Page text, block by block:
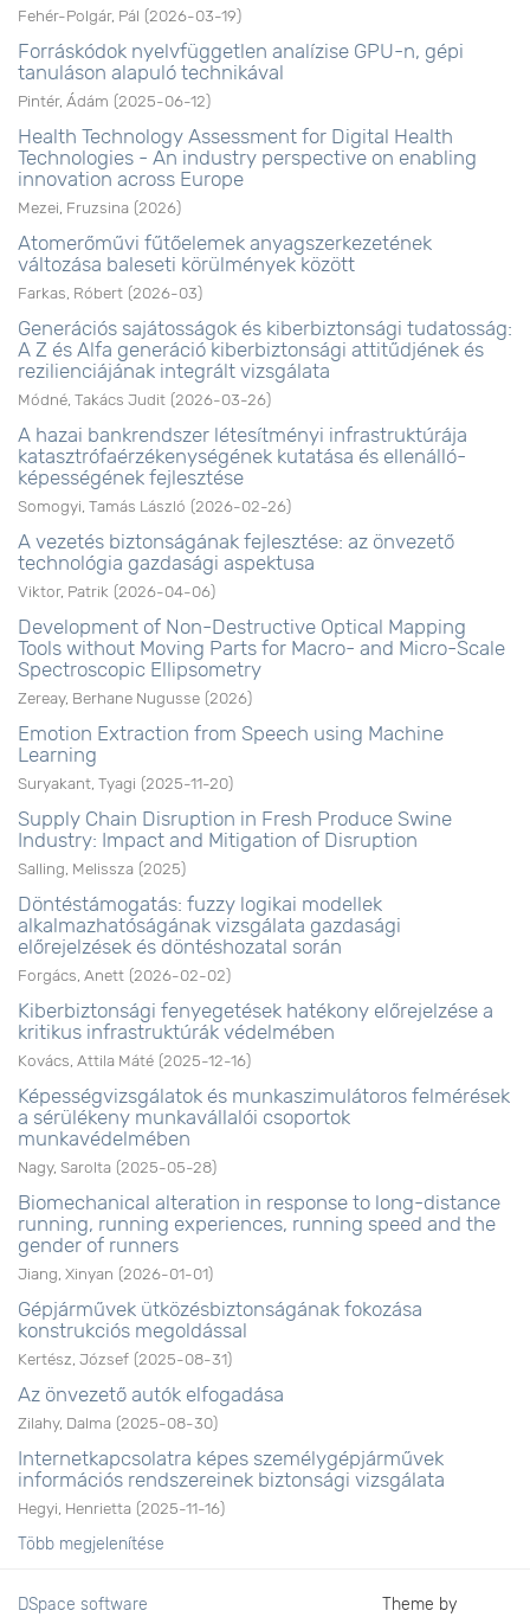
Fehér-Polgár, Pál (2026-03-19)
Forráskódok nyelvfüggetlen analízise GPU-n, gépi
tanuláson alapuló technikával
Pintér, Ádám (2025-06-12)
Health Technology Assessment for Digital Health
Technologies - An industry perspective on enabling
innovation across Europe
Mezei, Fruzsina (2026)
Atomerőművi fűtőelemek anyagszerkezetének
változása baleseti körülmények között
Farkas, Róbert (2026-03)
Generációs sajátosságok és kiberbiztonsági tudatosság:
A Z és Alfa generáció kiberbiztonsági attitűdjének és
rezilienciájának integrált vizsgálata
Módné, Takács Judit (2026-03-26)
A hazai bankrendszer létesítményi infrastruktúrája
katasztrófaérzékenységének kutatása és ellenálló-
képességének fejlesztése
Somogyi, Tamás László (2026-02-26)
A vezetés biztonságának fejlesztése: az önvezető
technológia gazdasági aspektusa
Viktor, Patrik (2026-04-06)
Development of Non-Destructive Optical Mapping
Tools without Moving Parts for Macro- and Micro-Scale
Spectroscopic Ellipsometry
Zereay, Berhane Nugusse (2026)
Emotion Extraction from Speech using Machine
Learning
Suryakant, Tyagi (2025-11-20)
Supply Chain Disruption in Fresh Produce Swine
Industry: Impact and Mitigation of Disruption
Salling, Melissza (2025)
Döntéstámogatás: fuzzy logikai modellek
alkalmazhatóságának vizsgálata gazdasági
előrejelzések és döntéshozatal során
Forgács, Anett (2026-02-02)
Kiberbiztonsági fenyegetések hatékony előrejelzése a
kritikus infrastruktúrák védelmében
Kovács, Attila Máté (2025-12-16)
Képességvizsgálatok és munkaszimulátoros felmérések
a sérülékeny munkavállalói csoportok
munkavédelmében
Nagy, Sarolta (2025-05-28)
Biomechanical alteration in response to long-distance
running, running experiences, running speed and the
gender of runners
Jiang, Xinyan (2026-01-01)
Gépjárművek ütközésbiztonságának fokozása
konstrukciós megoldással
Kertész, József (2025-08-31)
Az önvezető autók elfogadása
Zilahy, Dalma (2025-08-30)
Internetkapcsolatra képes személygépjárművek
információs rendszereinek biztonsági vizsgálata
Hegyi, Henrietta (2025-11-16)
Több megjelenítése
DSpace software Theme by